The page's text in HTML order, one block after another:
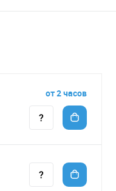
от 2 часов